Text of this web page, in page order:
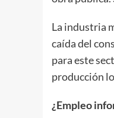
La industria
caída del
para este
producción
¿Empleo